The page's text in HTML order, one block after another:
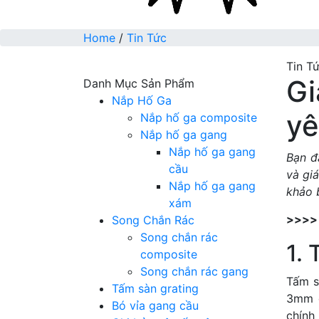
Home / Tin Tức
Danh Mục Sản Phẩm
Nắp Hố Ga
Nắp hố ga composite
Nắp hố ga gang
Nắp hố ga gang
cầu
Nắp hố ga gang
xám
Song Chắn Rác
Song chắn rác
composite
Song chắn rác gang
Tấm sàn grating
Bó vỉa gang cầu
Tin
Bạn
và
khảo
1.
Tấm
3mm
chính